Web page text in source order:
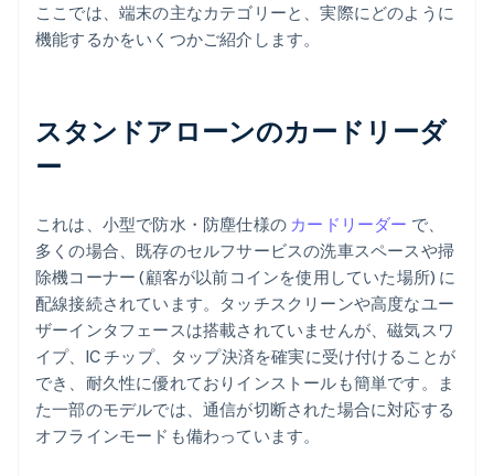
ここでは、端末の主なカテゴリーと、実際にどのように
機能するかをいくつかご紹介します。
スタンドアローンのカードリーダ
ー
これは、小型で防水・防塵仕様の カードリーダー で、
多くの場合、既存のセルフサービスの洗車スペースや掃
除機コーナー (顧客が以前コインを使用していた場所) に
配線接続されています。タッチスクリーンや高度なユー
ザーインタフェースは搭載されていませんが、磁気スワ
イプ、IC チップ、タップ決済を確実に受け付けることが
でき、耐久性に優れておりインストールも簡単です。ま
た一部のモデルでは、通信が切断された場合に対応する
オフラインモードも備わっています。